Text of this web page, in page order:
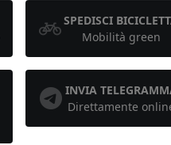
SPEDISCI
Mobilità green
INVIA
Direttamente